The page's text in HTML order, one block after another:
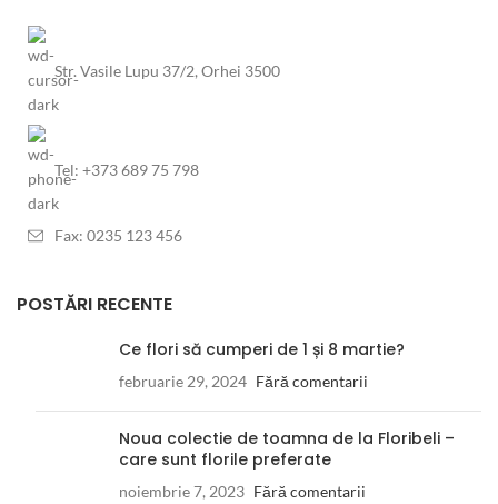
Str. Vasile Lupu 37/2, Orhei 3500
Tel: +373 689 75 798
Fax: 0235 123 456
POSTĂRI RECENTE
Ce flori să cumperi de 1 și 8 martie?
februarie 29, 2024 Fără comentarii
Noua colectie de toamna de la Floribeli –
care sunt florile preferate
noiembrie 7, 2023 Fără comentarii